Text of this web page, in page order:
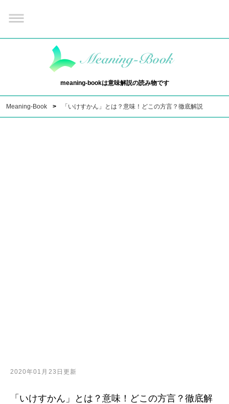
meaning-bookは意味解説の読み物です
Meaning-Book 「いけすかん」とは？意味！どこの方言？徹底解説
2020年01月23日更新
「いけすかん」とは？意味！どこの方言？徹底解